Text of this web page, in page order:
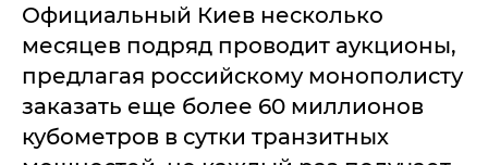
Официальный Киев несколько
месяцев подряд проводит аукционы,
предлагая российскому монополисту
заказать еще более 60 миллионов
кубометров в сутки транзитных